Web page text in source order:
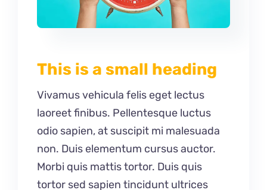
This is a small heading
Vivamus vehicula felis eget lectus
laoreet finibus. Pellentesque luctus
odio sapien, at suscipit mi malesuada
non. Duis elementum cursus auctor.
Morbi quis mattis tortor. Duis quis
tortor sed sapien tincidunt ultrices